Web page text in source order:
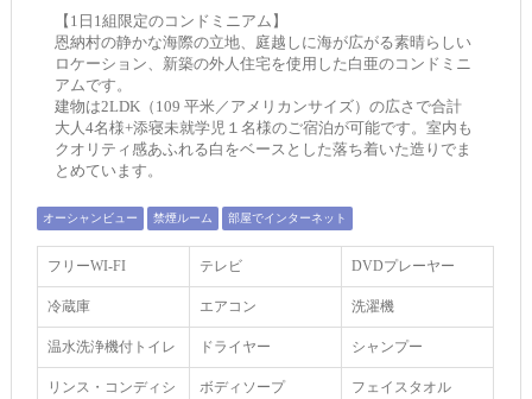
【1日1組限定のコンドミニアム】
恩納村の静かな海際の立地、庭越しに海が広がる素晴らしい
ロケーション、新築の外人住宅を使用した白亜のコンドミニ
アムです。
建物は2LDK（109 平米／アメリカンサイズ）の広さで合計
大人4名様+添寝未就学児１名様のご宿泊が可能です。室内も
クオリティ感あふれる白をベースとした落ち着いた造りでま
とめています。
オーシャンビュー 禁煙ルーム 部屋でインターネット
フリーWI‐FI テレビ DVDプレーヤー
冷蔵庫 エアコン 洗濯機
温水洗浄機付トイレ ドライヤー シャンプー
リンス・コンディシ
ボディソープ フェイスタオル